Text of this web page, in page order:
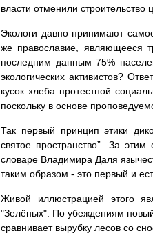
власти отменили строительство
Экологи давно принимают
же православие, являющееся
последним данным 75%
экологических активистов?
кусок хлеба протестной
поскольку в основе
Так первый принцип этики
святое пространство”. За
словаре Владимира Даля
таким образом - это первый и
Живой иллюстрацией этого
"Зелёных". По убеждениям новый
сравнивает вырубку лесов со